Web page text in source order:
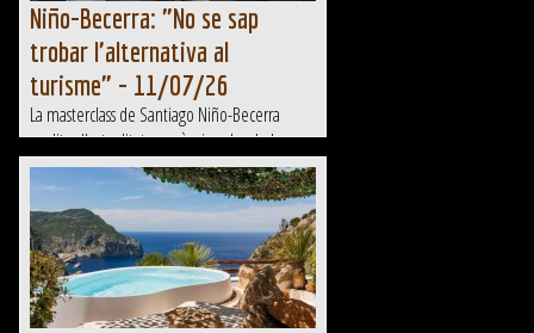
Niño-Becerra: "No se sap
trobar l'alternativa al
turisme" - 11/07/26
La masterclass de Santiago Niño-Becerra
analitza l'actualitat econòmica, des de la
reestructuració de Volkswagen fins a la
candidatura catalana per acollir una
gigafactoria europea d'intel·ligència artificial.